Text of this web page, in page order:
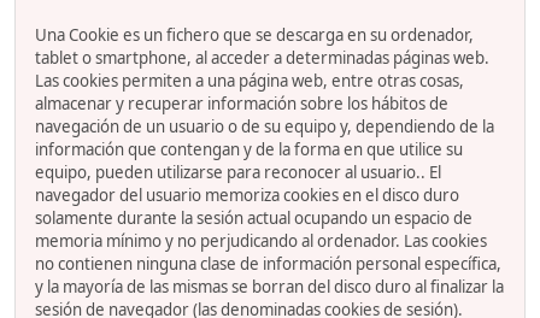
Una Cookie es un fichero que se descarga en su ordenador,
tablet o smartphone, al acceder a determinadas páginas web.
Las cookies permiten a una página web, entre otras cosas,
almacenar y recuperar información sobre los hábitos de
navegación de un usuario o de su equipo y, dependiendo de la
información que contengan y de la forma en que utilice su
equipo, pueden utilizarse para reconocer al usuario.. El
navegador del usuario memoriza cookies en el disco duro
solamente durante la sesión actual ocupando un espacio de
memoria mínimo y no perjudicando al ordenador. Las cookies
no contienen ninguna clase de información personal específica,
y la mayoría de las mismas se borran del disco duro al finalizar la
sesión de navegador (las denominadas cookies de sesión).